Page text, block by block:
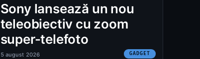
Sony lansează un nou
teleobiectiv cu zoom
super-telefoto
GADGET
5 august 2026